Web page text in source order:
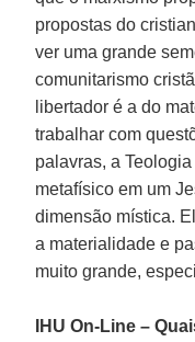
propostas do
ver uma grande
comunitarismo
libertador é a do
trabalhar com
palavras, a
metafísico em um
dimensão mística.
a materialidade e
muito grande,
IHU On-Line –